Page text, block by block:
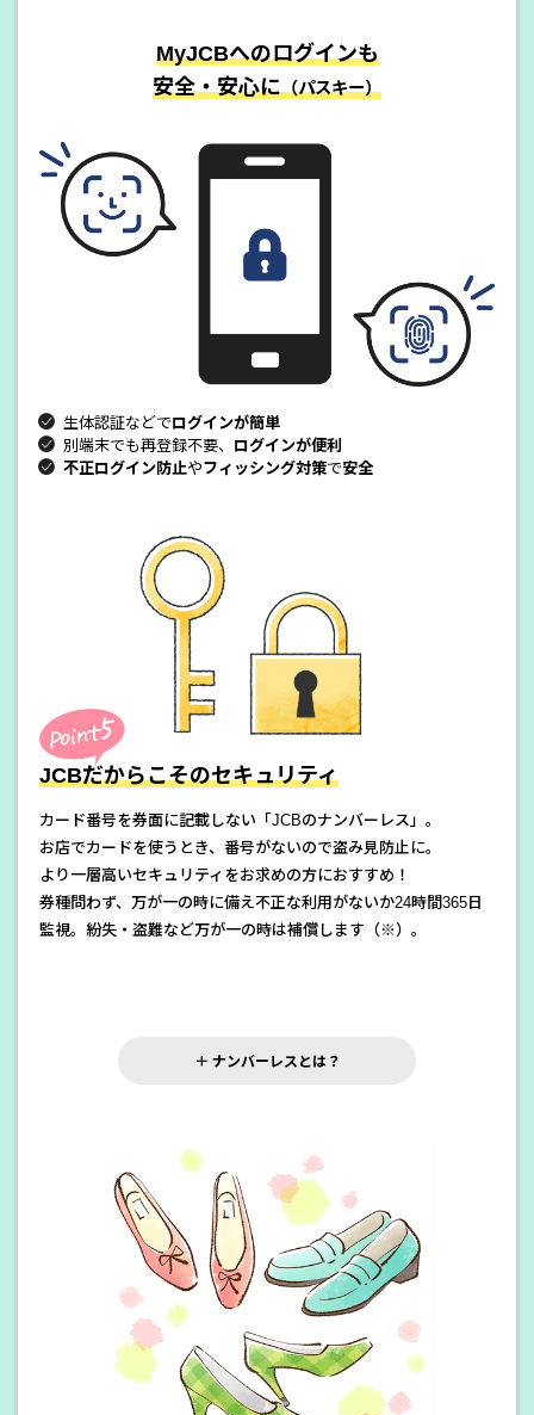
MyJCBへのログインも
安全・安心に（パスキー）
生体認証などでログインが簡単
別端末でも再登録不要、 ログインが便利
不正ログイン防止やフィッシング対策で安全
JCBだからこそのセキュリティ
カード番号を券面に記載しない「JCBのナンバーレス」。
お店でカードを使うとき、番号がないので盗み見防止に。
より一層高いセキュリティをお求めの方におすすめ！
券種問わず、万が一の時に備え不正な利用がないか24時間365日
監視。 紛失・盗難など万が一の時は補償します（※）。
＋ ナンバーレスとは？